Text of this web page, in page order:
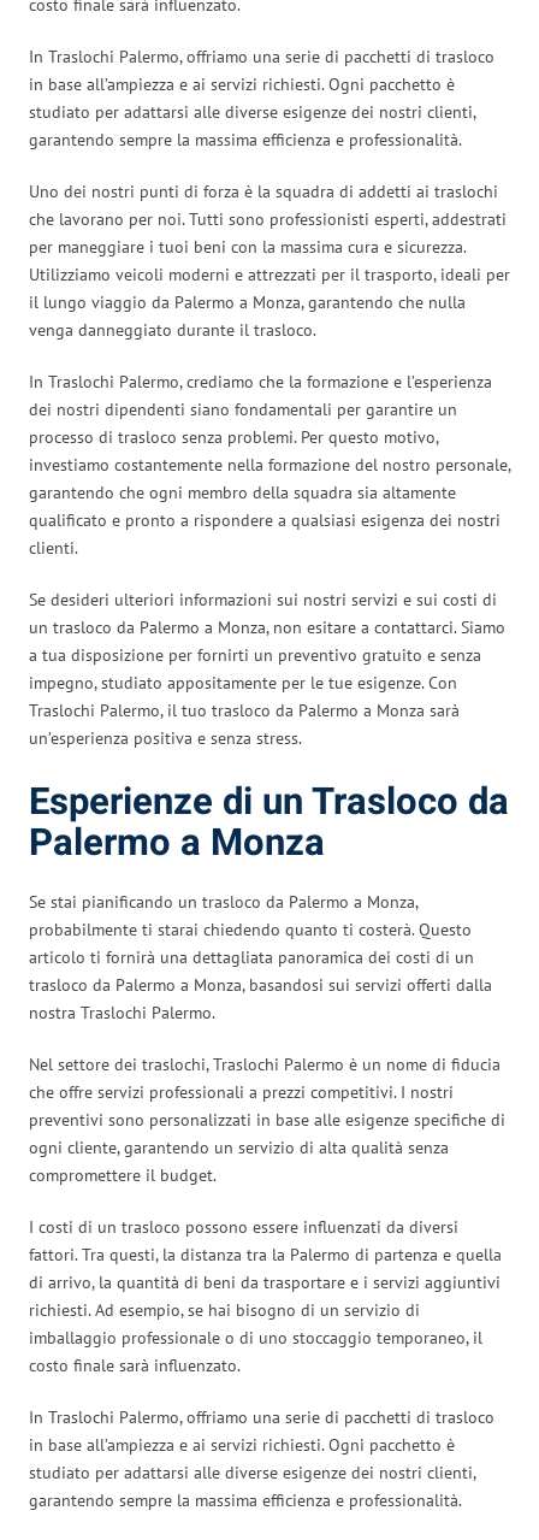
costo finale sarà influenzato.
In Traslochi Palermo, offriamo una serie di pacchetti di trasloco
in base all’ampiezza e ai servizi richiesti. Ogni pacchetto è
studiato per adattarsi alle diverse esigenze dei nostri clienti,
garantendo sempre la massima efficienza e professionalità.
Uno dei nostri punti di forza è la squadra di addetti ai traslochi
che lavorano per noi. Tutti sono professionisti esperti, addestrati
per maneggiare i tuoi beni con la massima cura e sicurezza.
Utilizziamo veicoli moderni e attrezzati per il trasporto, ideali per
il lungo viaggio da Palermo a Monza, garantendo che nulla
venga danneggiato durante il trasloco.
In Traslochi Palermo, crediamo che la formazione e l’esperienza
dei nostri dipendenti siano fondamentali per garantire un
processo di trasloco senza problemi. Per questo motivo,
investiamo costantemente nella formazione del nostro personale,
garantendo che ogni membro della squadra sia altamente
qualificato e pronto a rispondere a qualsiasi esigenza dei nostri
clienti.
Se desideri ulteriori informazioni sui nostri servizi e sui costi di
un trasloco da Palermo a Monza, non esitare a contattarci. Siamo
a tua disposizione per fornirti un preventivo gratuito e senza
impegno, studiato appositamente per le tue esigenze. Con
Traslochi Palermo, il tuo trasloco da Palermo a Monza sarà
un’esperienza positiva e senza stress.
Esperienze di un Trasloco da
Palermo a Monza
Se stai pianificando un trasloco da Palermo a Monza,
probabilmente ti starai chiedendo quanto ti costerà. Questo
articolo ti fornirà una dettagliata panoramica dei costi di un
trasloco da Palermo a Monza, basandosi sui servizi offerti dalla
nostra Traslochi Palermo.
Nel settore dei traslochi, Traslochi Palermo è un nome di fiducia
che offre servizi professionali a prezzi competitivi. I nostri
preventivi sono personalizzati in base alle esigenze specifiche di
ogni cliente, garantendo un servizio di alta qualità senza
compromettere il budget.
I costi di un trasloco possono essere influenzati da diversi
fattori. Tra questi, la distanza tra la Palermo di partenza e quella
di arrivo, la quantità di beni da trasportare e i servizi aggiuntivi
richiesti. Ad esempio, se hai bisogno di un servizio di
imballaggio professionale o di uno stoccaggio temporaneo, il
costo finale sarà influenzato.
In Traslochi Palermo, offriamo una serie di pacchetti di trasloco
in base all’ampiezza e ai servizi richiesti. Ogni pacchetto è
studiato per adattarsi alle diverse esigenze dei nostri clienti,
garantendo sempre la massima efficienza e professionalità.